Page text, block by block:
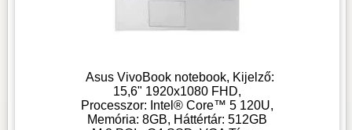
Asus VivoBook notebook, Kijelző:
15,6" 1920x1080 FHD,
Processzor: Intel® Core™ 5 120U,
Memória: 8GB, Háttértár: 512GB